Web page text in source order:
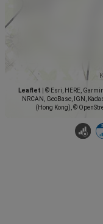
Leaflet
© Esri, HERE,
NRCAN, GeoBase, IGN,
(Hong Kong), ©